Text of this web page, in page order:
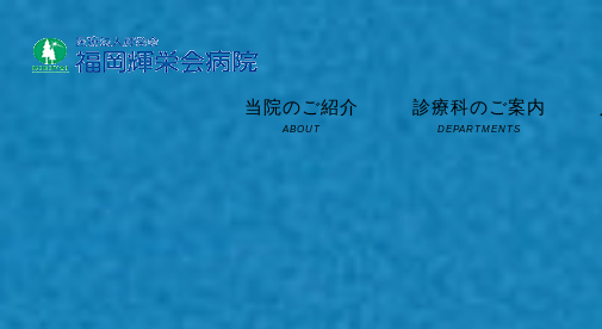
診療科のご案内
DEPARTMENTS
当院のご紹介
ABOUT